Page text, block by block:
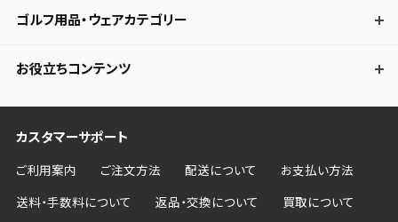
ゴルフ用品・ウェアカテゴリー
お役立ちコンテンツ
カスタマーサポート
ご利用案内 ご注文方法 配送について お支払い方法
送料・手数料について 返品・交換について 買取について